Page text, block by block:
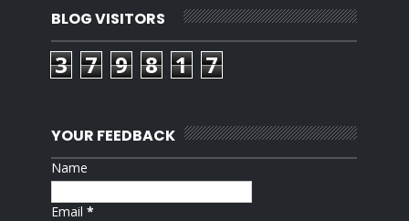
BLOG VISITORS
3 7 9 8 1 7
YOUR FEEDBACK
Name
Email*